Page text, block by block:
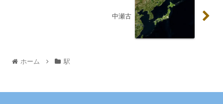
中瀬古
ホーム 駅